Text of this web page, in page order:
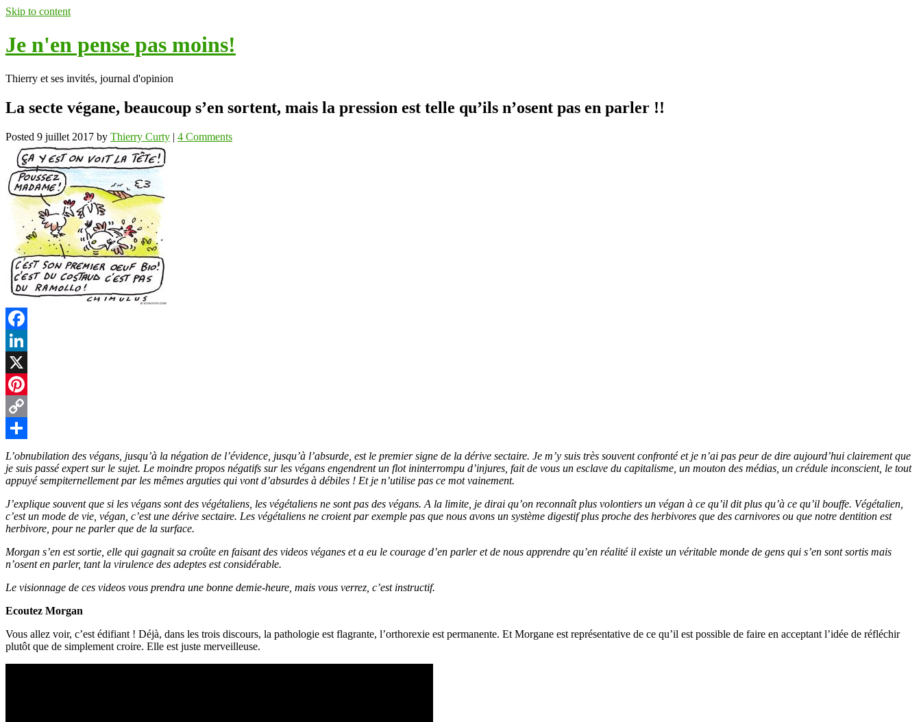
Skip to content
Je n'en pense pas moins!
Thierry et ses invités, journal d'opinion
La secte végane, beaucoup s’en sortent, mais la pression est telle qu’ils n’osent pas en parler !!
Posted 9 juillet 2017 by Thierry Curty | 4 Comments
Facebook
LinkedIn
X
Pinterest
Copy
Link
Partager
L’obnubilation des végans, jusqu’à la négation de l’évidence, jusqu’à l’absurde, est le premier signe de la dérive sectaire. Je m’y suis très souvent confronté et je n’ai pas peur de dire aujourd’hui clairement que
je suis passé expert sur le sujet. Le moindre propos négatifs sur les végans engendrent un flot ininterrompu d’injures, fait de vous un esclave du capitalisme, un mouton des médias, un crédule inconscient, le tout
appuyé sempiternellement par les mêmes arguties qui vont d’absurdes à débiles ! Et je n’utilise pas ce mot vainement.
J’explique souvent que si les végans sont des végétaliens, les végétaliens ne sont pas des végans. A la limite, je dirai qu’on reconnaît plus volontiers un végan à ce qu’il dit plus qu’à ce qu’il bouffe. Végétalien,
c’est un mode de vie, végan, c’est une dérive sectaire. Les végétaliens ne croient par exemple pas que nous avons un système digestif plus proche des herbivores que des carnivores ou que notre dentition est
herbivore, pour ne parler que de la surface.
Morgan s’en est sortie, elle qui gagnait sa croûte en faisant des videos véganes et a eu le courage d’en parler et de nous apprendre qu’en réalité il existe un véritable monde de gens qui s’en sont sortis mais
n’osent en parler, tant la virulence des adeptes est considérable.
Le visionnage de ces videos vous prendra une bonne demie-heure, mais vous verrez, c’est instructif.
Ecoutez Morgan
Vous allez voir, c’est édifiant ! Déjà, dans les trois discours, la pathologie est flagrante, l’orthorexie est permanente. Et Morgane est représentative de ce qu’il est possible de faire en acceptant l’idée de réfléchir
plutôt que de simplement croire. Elle est juste merveilleuse.